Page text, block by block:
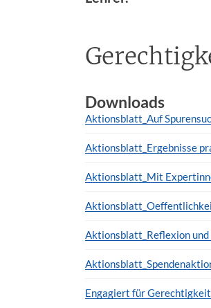
Downloads
Aktionsblatt_Auf
Aktionsblatt_Ergebnisse
Aktionsblatt_Mit
Aktionsblatt_Reflexion und
Engagiert für Gerechtigkeit